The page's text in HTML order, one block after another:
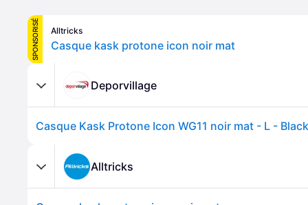
SPONSORISÉ Alltricks
Casque kask protone icon noir mat
Deporvillage
Casque Kask Protone Icon WG11 noir mat - L - Black
Alltricks